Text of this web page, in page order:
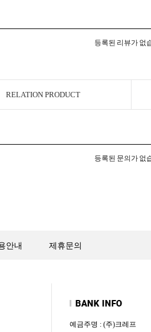
등록된 리뷰가 없
RELATION PRODUCT
등록된 문의가 없
안내 제휴문의
예금주명 : (주)크레프